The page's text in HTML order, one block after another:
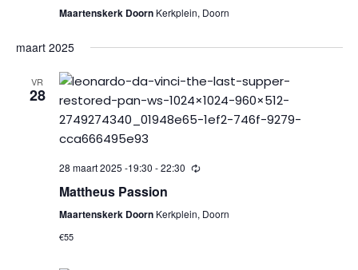
Maartenskerk Doorn Kerkplein, Doorn
maart 2025
VR
28
28 maart 2025 -19:30 -22:30
Mattheus Passion
Maartenskerk Doorn Kerkplein, Doorn
€55